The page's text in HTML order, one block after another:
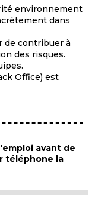
environnement
dans
de contribuer à
des risques.
Office) est
avant de
téléphone la